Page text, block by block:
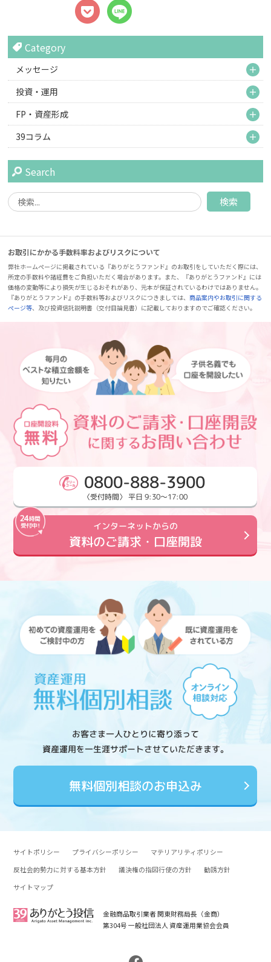
Category
メッセージ
投資・運用
FP・資産形成
39コラム
Search
お取引にかかる手数料率およびリスクについて
弊社ホームページに掲載されている『ありがとうファンド』のお取引をしていただく際には、
所定の手数料や諸経費をご負担いただく場合があります。また、『ありがとうファンド』には
価格の変動等により損失が生じるおそれがあり、元本が保証されているわけではありません。
『ありがとうファンド』の手数料等およびリスクにつきましては、商品案内やお取引に関する
ページ等、及び投資信託説明書（交付目論見書）に記載しておりますのでご確認ください。
0800-888-3900
〈受付時間〉 平日 9:30～17:00
インターネットからの
資料のご請求・口座開設
お客さま一人ひとりに寄り添って
資産運用を一生涯サポートさせていただきます。
無料個別相談のお申込み
サイトポリシー プライバシーポリシー
マテリアリティポリシー
反社会的勢力に対する基本方針
議決権の指図行使の方針
勧誘方針
サイトマップ
金融商品取引業者 関東財務局長（金商）
第304号 一般社団法人 資産運用業協会会員